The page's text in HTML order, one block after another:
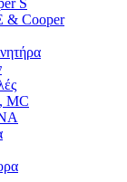
S
& Cooper
MC